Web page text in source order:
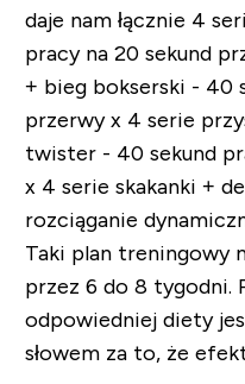
daje nam łącznie 4
pracy na 20 sekund
+ bieg bokserski - 40
przerwy x 4 serie
twister- 40 sekund
x 4 serie skakanki +
rozciąganie
Taki plan treningowy
przez 6 do 8 tygodni.
odpowiedniej diety
słowem za to, że